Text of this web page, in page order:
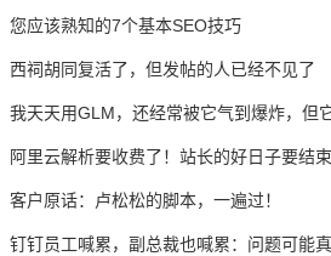
错过了
您应该熟知的7个基本SEO技巧
西祠胡同复活了，但发帖的人已经不见了
我天天用GLM，还经常被它气到爆炸，但
16万亿
阿里云解析要收费了！站长的好日子要结
客户原话：卢松松的脚本，一遍过！
钉钉员工喊累，副总裁也喊累：问题可能